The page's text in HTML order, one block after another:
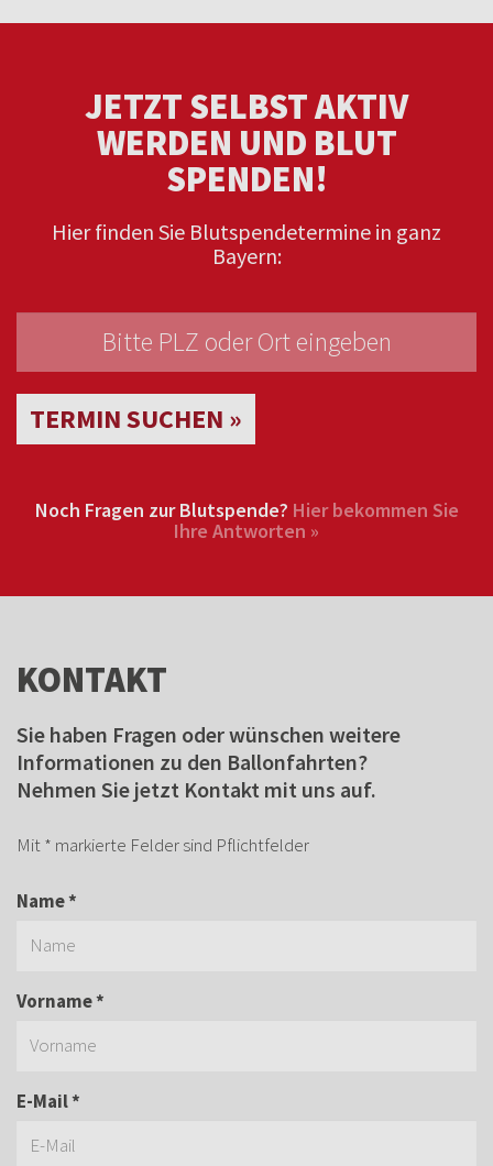
JETZT SELBST AKTIV
WERDEN UND BLUT
SPENDEN!
Hier finden Sie Blutspendetermine in ganz
Bayern:
TERMIN SUCHEN »
Noch Fragen zur Blutspende? Hier bekommen Sie
Ihre Antworten »
KONTAKT
Sie haben Fragen oder wünschen weitere
Informationen zu den Ballonfahrten?
Nehmen Sie jetzt Kontakt mit uns auf.
Mit * markierte Felder sind Pflichtfelder
Name *
Vorname *
E-Mail *